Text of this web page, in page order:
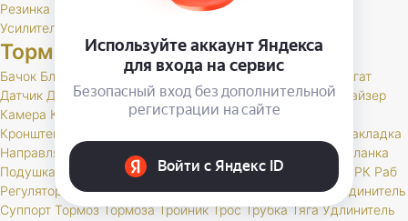
Резинка
Сцепление Толкатель
Усилитель
Тормоза
Бачок Блок Вакуумный Вал Вилка Винт Втулка
Гидроагрегат
Датчик Держатель Диск Жгут Жидкость Звено Иммобилайзер
Камера Клапан Колодка Колодки Колпачок
Кронштейн
Накладка
Направляющая
Обойма Педаль
Планка
Подушка
Поршень Привод Проставка Пружина Пыльник РК Раб
Регулятор
Резинка Рычаг Сектор Сигнальное Скоба Соединитель
Суппорт Тормоз Тормоза Тройник Трос Трубка Тяга Удлинитель